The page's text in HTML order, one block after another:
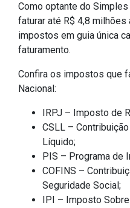
Como optante do
faturar até R$ 4,8
impostos em guia única
faturamento.
Confira os impostos que
Nacional:
IRPJ – Imposto de
CSLL –
Líquido;
PIS – Programa de
COFINS –
Seguridade Social;
IPI – Imposto